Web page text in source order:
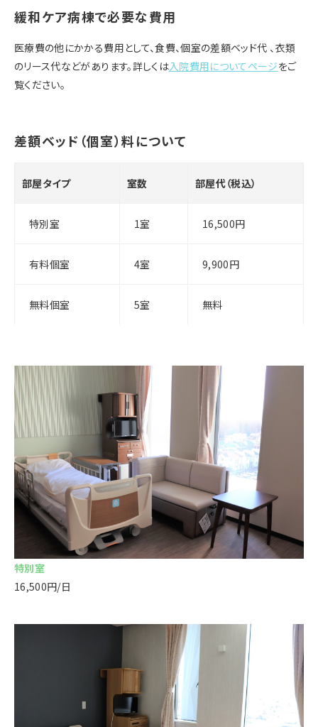
緩和ケア病棟で必要な費用
医療費の他にかかる費用として、食費、個室の差額ベッド代 、衣類
のリース代などがあります。詳しくは入院費用についてページをご
覧ください。
差額ベッド（個室）料について
部屋タイプ 室数 部屋代（税込）
特別室 1室 16,500円
有料個室 4室 9,900円
無料個室 5室 無料
特別室
16,500円/日